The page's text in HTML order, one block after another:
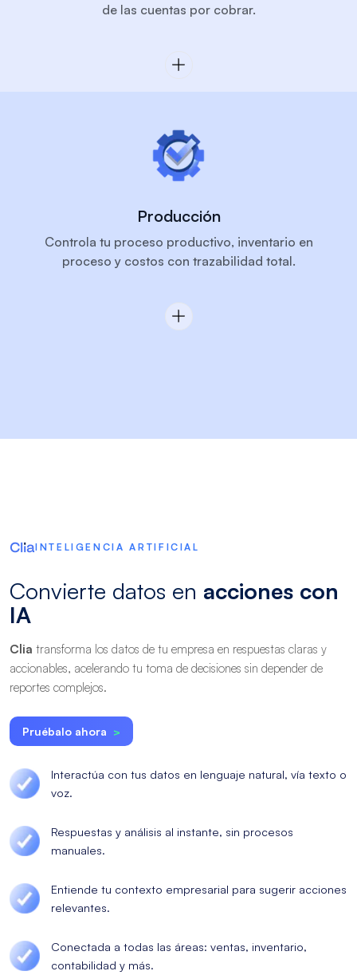
de las cuentas por cobrar.
Producción
Controla tu proceso productivo, inventario en
proceso y costos con trazabilidad total.
INTELIGENCIA ARTIFICIAL
Convierte datos en acciones con
IA
Clia transforma los datos de tu empresa en respuestas claras y
accionables, acelerando tu toma de decisiones sin depender de
reportes complejos.
Pruébalo ahora >
Interactúa con tus datos en lenguaje natural, vía texto o
voz.
Respuestas y análisis al instante, sin procesos
manuales.
Entiende tu contexto empresarial para sugerir acciones
relevantes.
Conectada a todas las áreas: ventas, inventario,
contabilidad y más.